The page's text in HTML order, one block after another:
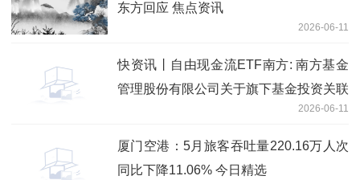
东方回应 焦点资讯
2026-06-11
快资讯丨自由现金流ETF南方: 南方基金
管理股份有限公司关于旗下基金投资关联
方承销可转换公司债券的关联交易公告
2026-06-11
厦门空港：5月旅客吞吐量220.16万人次
同比下降11.06% 今日精选